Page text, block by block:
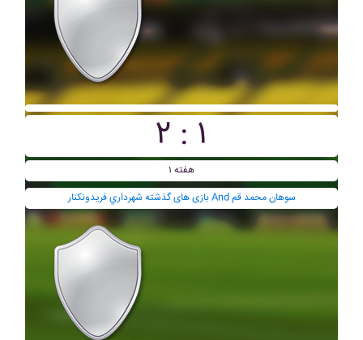
۲ : ۱
هفته ۱
بازی های گذشته شهرداري فريدونکنار And سوهان محمد قم